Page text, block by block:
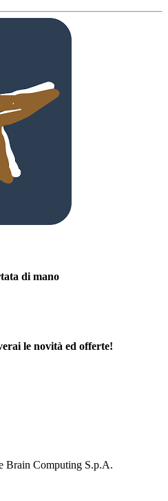
di mano
le novità ed offerte!
Brain Computing S.p.A.